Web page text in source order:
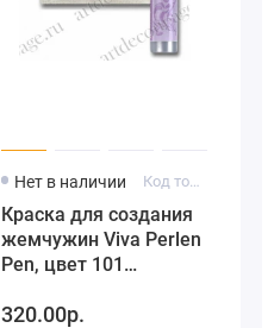
Нет в наличии Код товара: 116210101
Краска для создания
жемчужин Viva Perlen
Pen, цвет 101
белый, 25 мл
320.00р.